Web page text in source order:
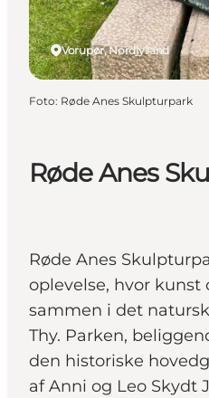
Planlæg din ferie
Røde Anes
Røde Anes
oplevelse, hvor
sammen i det
Thy. Parken,
den historiske
af Anni og Leo Skydt
Vorupør, Nordjylland
Foto: Røde Anes Skulpturpark